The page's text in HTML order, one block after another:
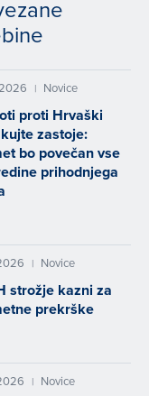
| Novice
proti Hrvaški
zastoje:
bo povečan vse
prihodnjega
| Novice
strožje kazni za
prekrške
| Novice